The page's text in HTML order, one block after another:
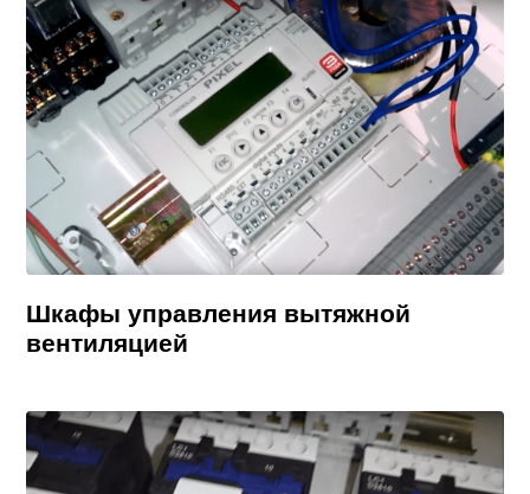
Шкафы управления вытяжной
вентиляцией